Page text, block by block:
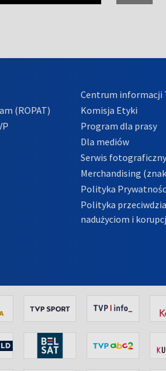
(ROPAT)
Centrum informacji
Komisja Etyki
Program dla prasy
Dla mediów
Serwis fotograficzny
Merchandising
Polityka
Polityka
nadużyciom i